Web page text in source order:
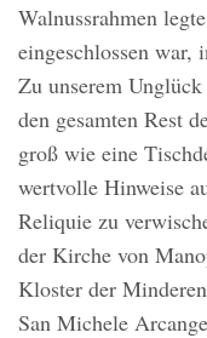
Walnussrahmen
eingeschlossen war,
Zu unserem
den gesamten Rest
groß wie eine
wertvolle Hinweise
Reliquie zu
der Kirche von
Kloster der
San Michele